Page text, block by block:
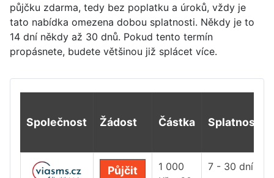
půjčku zdarma, tedy bez poplatku a úroků, vždy je
tato nabídka omezena dobou splatnosti. Někdy je to
14 dní někdy až 30 dnů. Pokud tento termín
propásnete, budete většinou již splácet více.
Společnost Žádost Částka Splatnost
Půjčit
1 000
7 - 30 dní